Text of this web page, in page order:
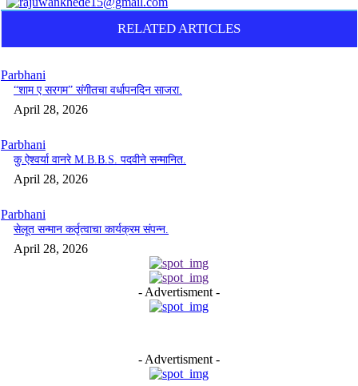
RELATED ARTICLES
Parbhani
“शाम ए सरगम” संगीतचा वर्धापनदिन साजरा.
April 28, 2026
Parbhani
कु.ऐश्वर्या वानरे M.B.B.S. पदवीने सन्मानित.
April 28, 2026
Parbhani
सेलूत सन्मान कर्तृत्वाचा कार्यक्रम संपन्न.
April 28, 2026
- Advertisment -
- Advertisment -